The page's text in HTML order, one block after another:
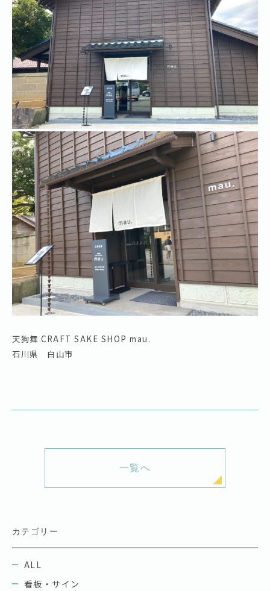
天狗舞 CRAFT SAKE SHOP mau.
石川県 白山市
一覧へ
カテゴリー
ALL
看板・サイン